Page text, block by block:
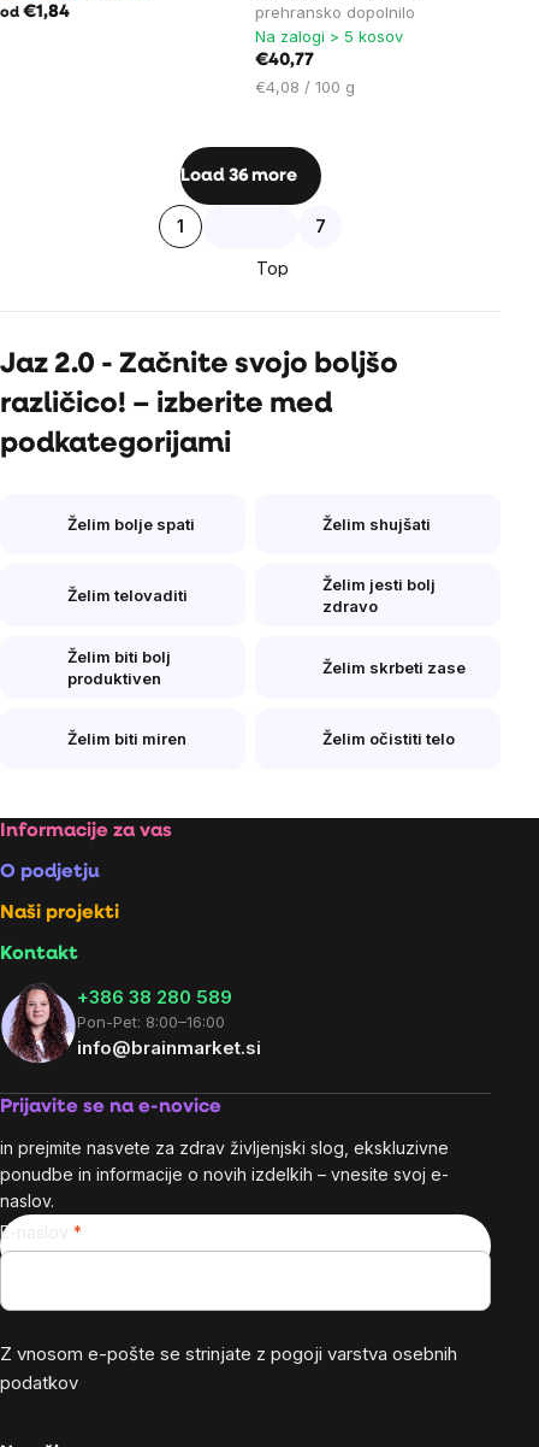
od €1,84
prehransko dopolnilo
Na zalogi > 5 kosov
€40,77
Cena
€4,08 / 100 g
Listing
controls
Load 36 more
Pagination
1 7
Top
Jaz 2.0 - Začnite svojo boljšo
različico! – izberite med
podkategorijami
Želim bolje spati Želim shujšati
Želim telovaditi
Želim jesti bolj
zdravo
Želim biti bolj
produktiven
Želim skrbeti zase
Želim biti miren Želim očistiti telo
Footer
Informacije za vas
O podjetju
Naši projekti
Kontakt
+386 38 280 589
Pon-Pet: 8:00–16:00
info@brainmarket.si
Prijavite se na e-novice
in prejmite nasvete za zdrav življenjski slog, ekskluzivne
ponudbe in informacije o novih izdelkih – vnesite svoj e-
naslov.
E-naslov
Z vnosom e-pošte se strinjate z pogoji varstva osebnih
podatkov